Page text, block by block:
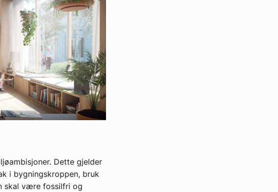
Dette gjelder
i bygningskroppen, bruk
skal være fossilfri og